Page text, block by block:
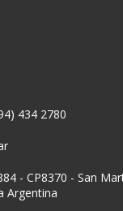
434 2780
- CP8370 - San
Argentina